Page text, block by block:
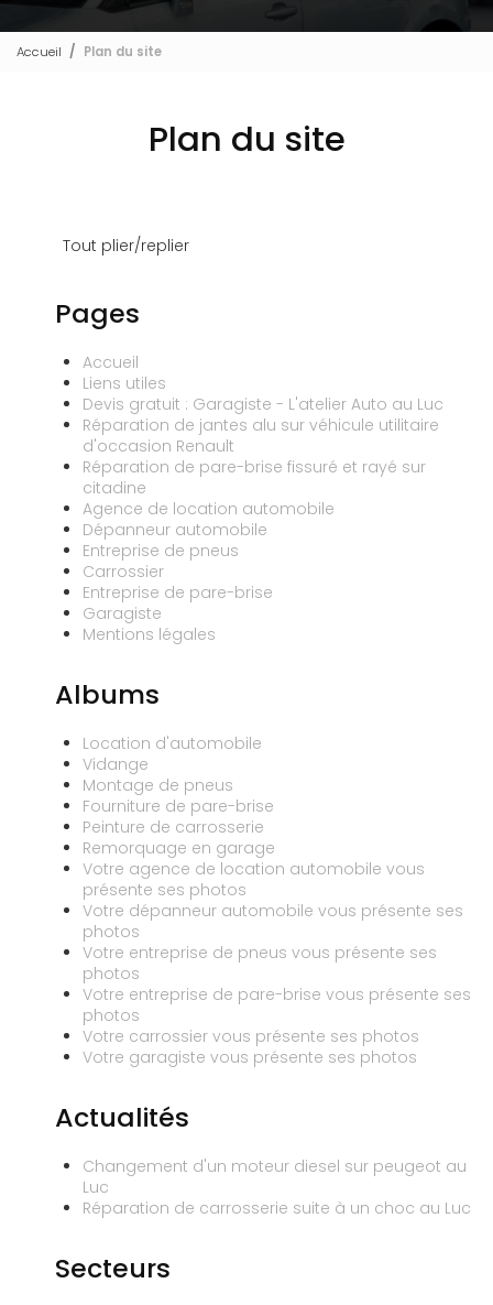
Accueil Plan du site
Plan du site
Tout plier/replier
Pages
Accueil
Liens utiles
Devis gratuit : Garagiste - L'atelier Auto au Luc
Réparation de jantes alu sur véhicule utilitaire
d'occasion Renault
Réparation de pare-brise fissuré et rayé sur
citadine
Agence de location automobile
Dépanneur automobile
Entreprise de pneus
Carrossier
Entreprise de pare-brise
Garagiste
Mentions légales
Albums
Location d'automobile
Vidange
Montage de pneus
Fourniture de pare-brise
Peinture de carrosserie
Remorquage en garage
Votre agence de location automobile vous
présente ses photos
Votre dépanneur automobile vous présente ses
photos
Votre entreprise de pneus vous présente ses
photos
Votre entreprise de pare-brise vous présente ses
photos
Votre carrossier vous présente ses photos
Votre garagiste vous présente ses photos
Actualités
Changement d'un moteur diesel sur peugeot au
Luc
Réparation de carrosserie suite à un choc au Luc
Secteurs